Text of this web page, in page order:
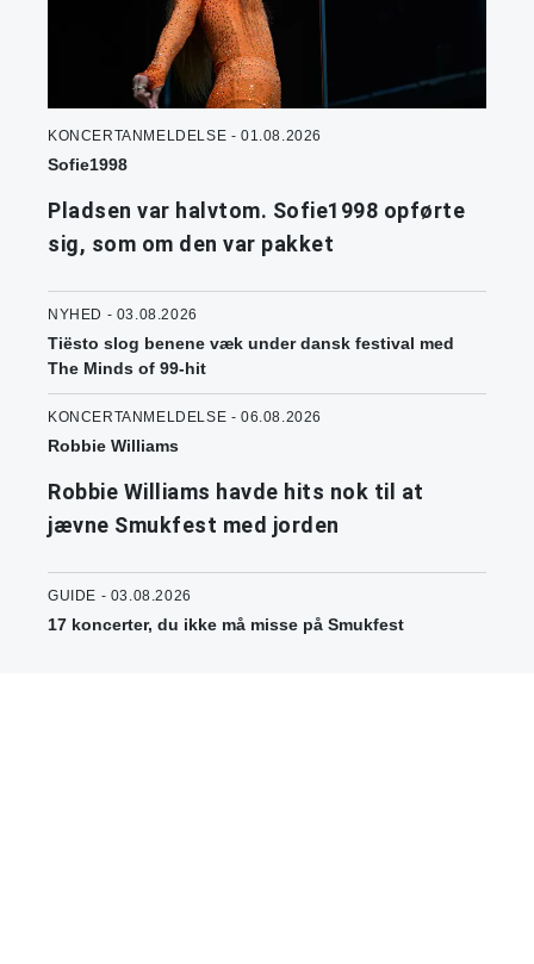
KONCERTANMELDELSE - 01.08.2026
Sofie1998
Pladsen var halvtom. Sofie1998 opførte
sig, som om den var pakket
NYHED - 03.08.2026
Tiësto slog benene væk under dansk festival med
The Minds of 99-hit
KONCERTANMELDELSE - 06.08.2026
Robbie Williams
Robbie Williams havde hits nok til at
jævne Smukfest med jorden
GUIDE - 03.08.2026
17 koncerter, du ikke må misse på Smukfest